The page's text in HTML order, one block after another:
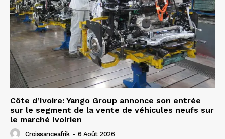
Côte d’Ivoire: Yango Group annonce son entrée
sur le segment de la vente de véhicules neufs sur
le marché Ivoirien
Croissanceafrik - 6 Août 2026